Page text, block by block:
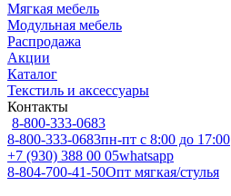
Мягкая мебель
Модульная мебель
Распродажа
Акции
Каталог
Текстиль и аксессуары
Контакты
8-800-333-0683
8-800-333-0683пн-пт с 8:00 до 17:00
+7 (930) 388 00 05whatsapp
8-804-700-41-50Опт мягкая/стулья